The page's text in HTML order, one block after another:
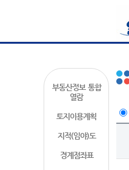
부동산정보 통합
열람
토지이용계획
지적(임야)도
경계점좌표